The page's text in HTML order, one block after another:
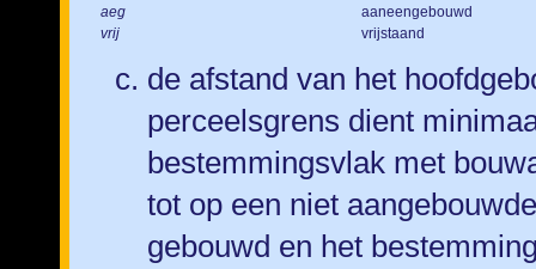
aeg
aaneengebouwd
vrij
vrijstaand
de afstand van het
perceelsgrens dient
bestemmingsvlak met
tot op een niet
gebouwd en het